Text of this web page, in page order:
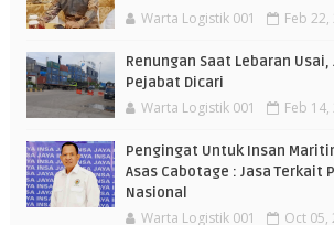
Warta Logistik 001 Feb 22,
Renungan Saat Lebaran Usai,
Pejabat Dicari
Warta Logistik 001 Feb 14,
Pengingat Untuk Insan
Asas Cabotage : Jasa Terkait
Nasional
Warta Logistik 001 Oct 05,